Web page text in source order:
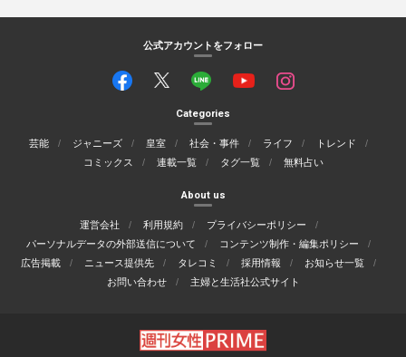
公式アカウントをフォロー
Categories
芸能 ジャニーズ 皇室 社会・事件 ライフ
トレンド
コミックス
連載一覧 タグ一覧 無料占い
About us
運営会社 利用規約
プライバシーポリシー
パーソナルデータの外部送信について
コンテンツ制作・編集ポリシー
広告掲載
ニュース提供先 タレコミ 採用情報
お知らせ一覧
お問い合わせ
主婦と生活社公式サイト